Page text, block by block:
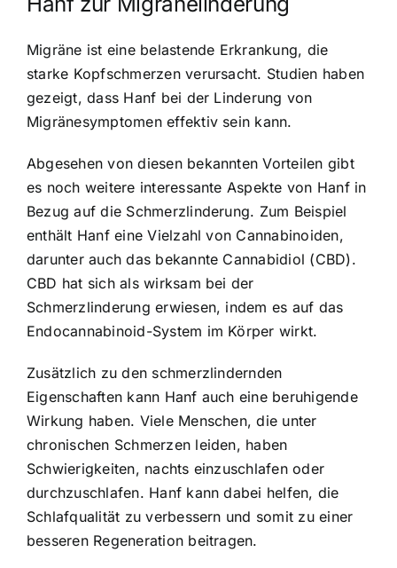
Migräne ist eine belastende Erkrankung, die
starke Kopfschmerzen verursacht. Studien haben
gezeigt, dass Hanf bei der Linderung von
Migränesymptomen effektiv sein kann.
Abgesehen von diesen bekannten Vorteilen gibt
es noch weitere interessante Aspekte von Hanf in
Bezug auf die Schmerzlinderung. Zum Beispiel
enthält Hanf eine Vielzahl von Cannabinoiden,
darunter auch das bekannte Cannabidiol (CBD).
CBD hat sich als wirksam bei der
Schmerzlinderung erwiesen, indem es auf das
Endocannabinoid-System im Körper wirkt.
Zusätzlich zu den schmerzlindernden
Eigenschaften kann Hanf auch eine beruhigende
Wirkung haben. Viele Menschen, die unter
chronischen Schmerzen leiden, haben
Schwierigkeiten, nachts einzuschlafen oder
durchzuschlafen. Hanf kann dabei helfen, die
Schlafqualität zu verbessern und somit zu einer
besseren Regeneration beitragen.